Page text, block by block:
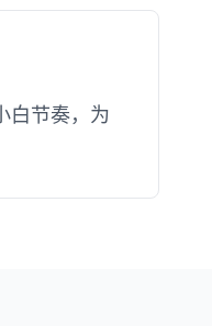
白节奏，为